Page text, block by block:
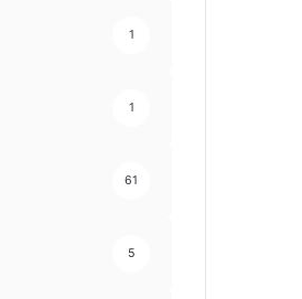
1
1
61
5